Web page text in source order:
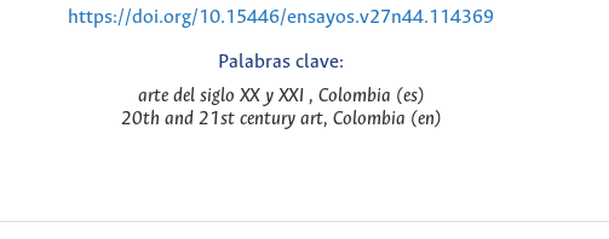
https://doi.org/10.15446/ensayos.v27n44.114369
Palabras clave:
arte del siglo XX y XXI , Colombia (es)
20th and 21st century art, Colombia (en)